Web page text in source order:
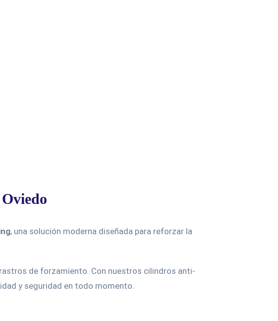
, una solución moderna diseñada para reforzar la
de forzamiento. Con nuestros cilindros anti-
y seguridad en todo momento.